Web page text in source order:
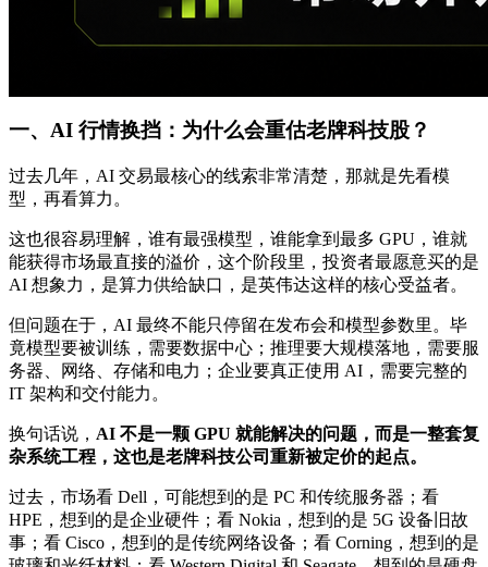
一、AI 行情换挡：为什么会重估老牌科技股？
过去几年，AI 交易最核心的线索非常清楚，那就是先看模
型，再看算力。
这也很容易理解，谁有最强模型，谁能拿到最多 GPU，谁就
能获得市场最直接的溢价，这个阶段里，投资者最愿意买的是
AI 想象力，是算力供给缺口，是英伟达这样的核心受益者。
但问题在于，AI 最终不能只停留在发布会和模型参数里。毕
竟模型要被训练，需要数据中心；推理要大规模落地，需要服
务器、网络、存储和电力；企业要真正使用 AI，需要完整的
IT 架构和交付能力。
换句话说， AI 不是一颗 GPU 就能解决的问题，而是一整套复
杂系统工程，这也是老牌科技公司重新被定价的起点。
过去，市场看 Dell，可能想到的是 PC 和传统服务器；看
HPE，想到的是企业硬件；看 Nokia，想到的是 5G 设备旧故
事；看 Cisco，想到的是传统网络设备；看 Corning，想到的是